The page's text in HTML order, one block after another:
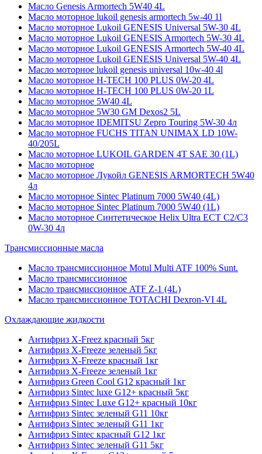
Масло Genesis Armortech 5W40 4L
Масло моторное lukoil genesis armortech 5w-40 1l
Масло моторное Lukoil GENESIS Universal 5W-30 4L
Масло моторное Lukoil GENESIS Armortech 5W-30 4L
Масло моторное Lukoil GENESIS Armortech 5W-40 4L
Масло моторное Lukoil GENESIS Universal 5W-40 4L
Масло моторное lukoil genesis universal 10w-40 4l
Масло моторное H-TECH 100 PLUS 0W-20 4L
Масло моторное H-TECH 100 PLUS 0W-20 1L
Масло моторное 5W40 4L
Масло моторное 5W30 GM Dexos2 5L
Масло моторное IDEMITSU Zepro Touring 5W-30 4л
Масло моторное FUCHS TITAN UNIMAX LD 10W-
40/205L
Масло моторное LUKOIL GARDEN 4Т SAE 30 (1L)
Масло моторное
Масло моторное Лукойл GENESIS ARMORTECH 5W40
4л
Масло моторное Sintec Platinum 7000 5W40 (4L)
Масло моторное Sintec Platinum 7000 5W40 (1L)
Масло моторное Синтетическое Helix Ultra ECT C2/C3
0W-30 4л
Трансмиссионные масла
Масло трансмиссионное Motul Multi ATF 100% Sunt.
Масло трансмиссионное
Масло трансмиссионное ATF Z-1 (4L)
Масло трансмиссионное TOTACHI Dexron-VI 4L
Охлаждающие жидкости
Антифриз X-Freez красный 5кг
Антифриз X-Freeze зеленый 5кг
Антифриз X-Freeze красный 1кг
Антифриз X-Freeze зеленый 1кг
Антифриз Green Cool G12 красный 1кг
Антифриз Sintec luxe G12+ красный 5кг
Антифриз Sintec Luxe G12+ красный 10кг
Антифриз Sintec зеленый G11 10кг
Антифриз Sintec зеленый G11 1кг
Антифриз Sintec красный G12 1кг
Антифриз Sintec зеленый G11 5кг